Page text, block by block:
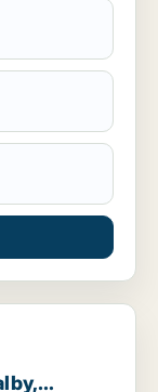
til salg i Valby,